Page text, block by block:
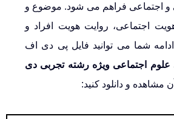
و اجتماعی فراهم می شود. موضوع و
اجتماعی، روایت هویت افراد و
شما می توانید فایل پی دی اف
علوم اجتماعی ویژه رشته تجربی دی
مشاهده و دانلود کنید: